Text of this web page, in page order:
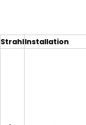
StrahlInstallation